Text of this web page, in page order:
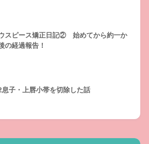
スピース矯正日記② 始めてから約一か
の経過報告！
息子・上唇小帯を切除した話